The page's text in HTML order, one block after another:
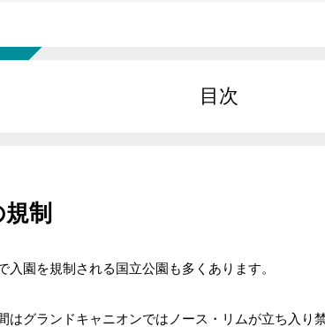
目次
イヤチェーンは自分で購入して装着可能？
制
入園を規制される国立公園も多くあります。
はグランドキャニオンではノース・リムが立ち入り